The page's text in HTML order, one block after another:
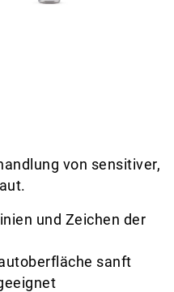
von sensitiver,
und Zeichen der
sanft